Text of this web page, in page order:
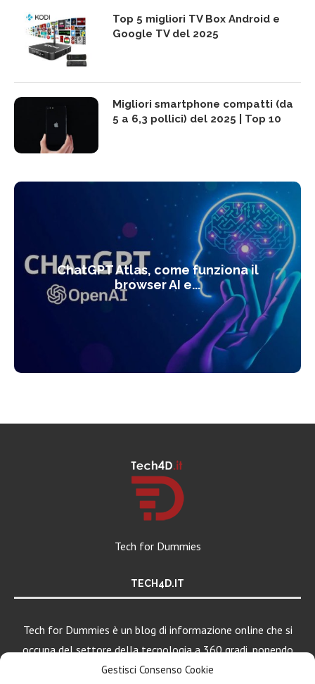
Gestisci Consenso Cookie
Top 5 migliori TV Box Android e
Google TV del 2025
Migliori smartphone compatti (da
5 a 6,3 pollici) del 2025 | Top 10
ChatGPT Atlas, come funziona il
browser AI e...
Tech for Dummies
TECH4D.IT
Tech for Dummies è un blog di informazione online che si
occupa del settore della tecnologia a 360 gradi, ponendo
una particolare attenzione al mondo Android, Apple e